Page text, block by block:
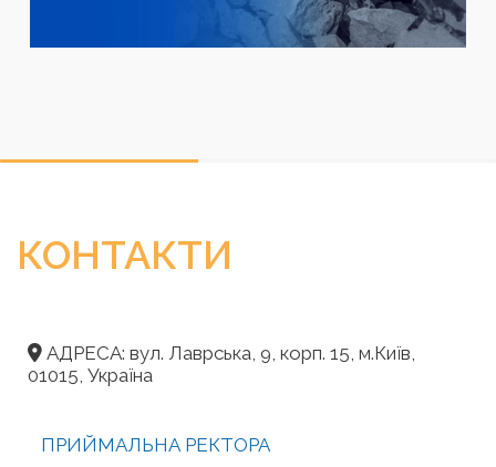
КОНТАКТИ
АДРЕСА: вул. Лаврська, 9, корп. 15, м.Київ,
01015, Україна
ПРИЙМАЛЬНА РЕКТОРА